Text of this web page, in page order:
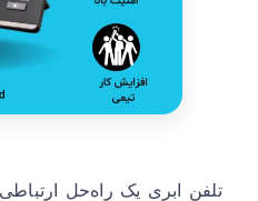
تلفن ابری یک راه‌حل ارتباطی